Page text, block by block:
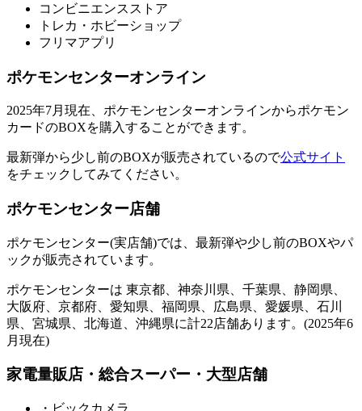
コンビニエンスストア
トレカ・ホビーショップ
フリマアプリ
ポケモンセンターオンライン
2025年7月現在、ポケモンセンターオンラインからポケモン
カードのBOXを購入することができます。
最新弾から少し前のBOXが販売されているので公式サイト
をチェックしてみてください。
ポケモンセンター店舗
ポケモンセンター(実店舗)では、最新弾や少し前のBOXやパ
ックが販売されています。
ポケモンセンターは 東京都、神奈川県、千葉県、静岡県、
大阪府、京都府、愛知県、福岡県、広島県、愛媛県、石川
県、宮城県、北海道、沖縄県に計22店舗あります。(2025年6
月現在)
家電量販店・総合スーパー・大型店舗